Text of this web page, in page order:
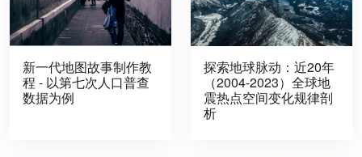
新一代地图故事制作教
程 - 以第七次人口普查
数据为例
探索地球脉动：近20年
（2004-2023）全球地
震热点空间变化规律剖
析